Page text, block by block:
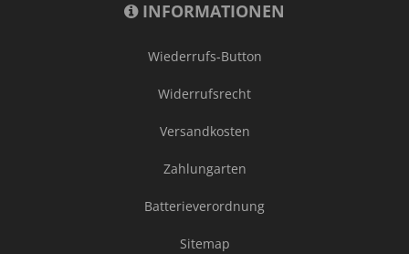
INFORMATIONEN
Wiederrufs-Button
Widerrufsrecht
Versandkosten
Zahlungarten
Batterieverordnung
Sitemap